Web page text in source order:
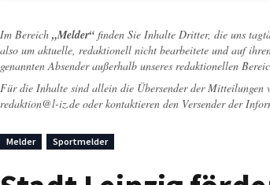
Im Bereich „Melder“ finden Sie Inhalte Dritter, die uns
also um aktuelle, redaktionell nicht bearbeitete und auf
genannten Absender außerhalb unseres redaktionellen
Für die Inhalte sind allein die Übersender der Mitteilungen
redaktion@l-iz.de oder kontaktieren den Versender der
Melder Sportmelder